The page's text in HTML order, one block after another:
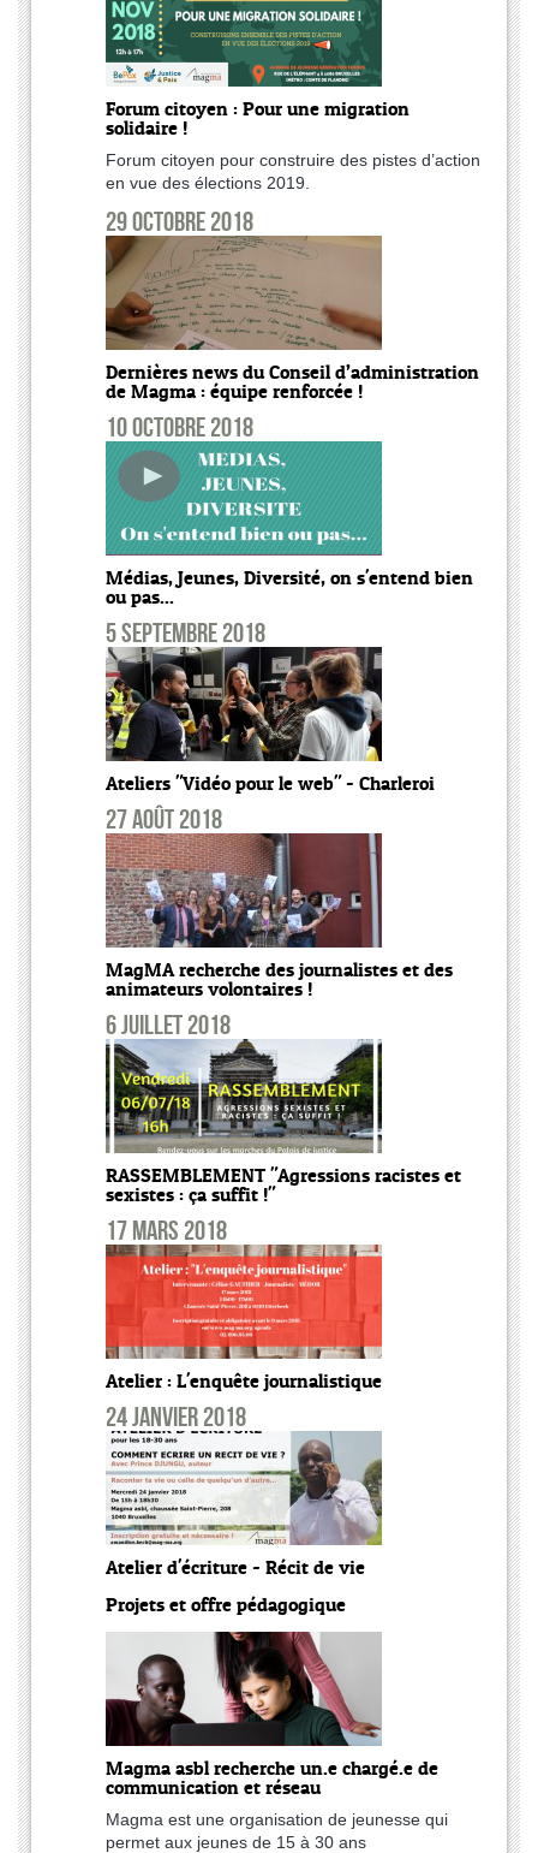
Forum citoyen : Pour une migration
solidaire !
Forum citoyen pour construire des pistes d’action
en vue des élections 2019.
29 octobre 2018
Dernières news du Conseil d’administration
de Magma : équipe renforcée !
10 octobre 2018
Médias, Jeunes, Diversité, on s'entend bien
ou pas...
5 septembre 2018
Ateliers "Vidéo pour le web" - Charleroi
27 août 2018
MagMA recherche des journalistes et des
animateurs volontaires !
6 juillet 2018
RASSEMBLEMENT "Agressions racistes et
sexistes : ça suffit !"
17 mars 2018
Atelier : L'enquête journalistique
24 janvier 2018
Atelier d'écriture - Récit de vie
Projets et offre pédagogique
Magma asbl recherche un.e chargé.e de
communication et réseau
Magma est une organisation de jeunesse qui
permet aux jeunes de 15 à 30 ans